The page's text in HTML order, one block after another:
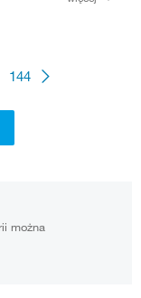
144
można